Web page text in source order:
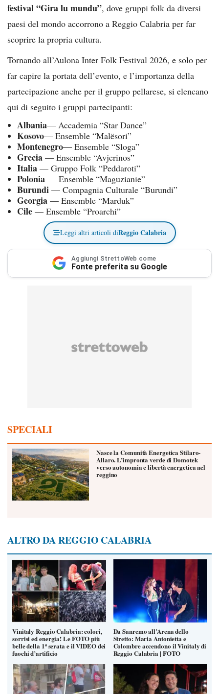
festival “Gira lu mundu”, dove gruppi folk da diversi
paesi del mondo accorrono a Reggio Calabria per far
scoprire la propria cultura.
Tornando all’Aulona Inter Folk Festival 2026, e solo per
far capire la portata dell’evento, e l’importanza della
partecipazione anche per il gruppo pellarese, si elencano
qui di seguito i gruppi partecipanti:
Albania— Accademia “Star Dance”
Kosovo— Ensemble “Malësori”
Montenegro— Ensemble “Sloga”
Grecia — Ensemble “Avjerinos”
Italia — Gruppo Folk “Peddaroti”
Polonia — Ensemble “Maguzianie”
Burundi — Compagnia Culturale “Burundi”
Georgia — Ensemble “Marduk”
Cile — Ensemble “Proarchi”
Leggi altri articoli diReggio Calabria
Aggiungi StrettoWeb come
Fonte preferita su Google
SPECIALI
Nasce la Comunità Energetica Stilaro-
Allaro. L’impronta verde di Domotek
verso autonomia e libertà energetica nel
reggino
ALTRO DA REGGIO CALABRIA
Vinitaly Reggio Calabria: colori,
sorrisi ed energia! Le FOTO più
belle della 1ª serata e il VIDEO dei
fuochi d’artificio
Da Sanremo all’Arena dello
Stretto: Maria Antonietta e
Colombre accendono il Vinitaly di
Reggio Calabria | FOTO